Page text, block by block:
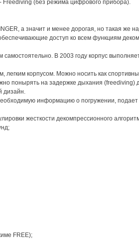
Freediving (без режима цифрового прибора).
а значит и менее дорогая, но такая же
доступ ко всем функциям
В 2003 году корпус
корпусом. Можно носить как
понырять на задержке дыхания (freediving)
дизайн.
информацию о погружении, подает
жесткости декомпрессионного
FREE);